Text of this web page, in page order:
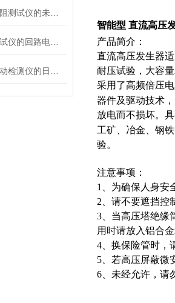
智能型 直流高压
产品简介：
直流高压发生器
耐压试验，大容
采用了高频倍压
器件及驱动技术
放电而不损坏。
工矿、冶金、钢
验。
注意事项：
1、为确保人身安
2、请不要遮挡控
3、当高压塔绝缘
用时请放入铝合
4、换保险管时，
5、若高压屏蔽微
6、未经允许，请